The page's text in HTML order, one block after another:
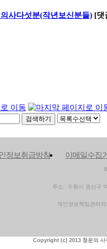
사다섯분(작년보신분들) [댓
정보취급방침 이메일수집
주소: 수원시 권선구
개인정보책임관리
Copyright (c) 2013 청운의